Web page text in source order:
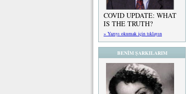
COVID UPDATE: WHAT
IS THE TRUTH?
» Yazıyı okumak için tıklayın
BENİM ŞARKILARIM